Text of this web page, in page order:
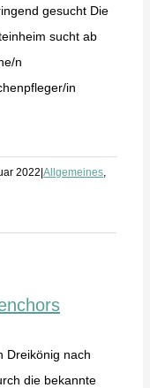
gesucht Die
sucht ab
n
in
2022 Allgemeines,
Dreikönig nach
die bekannte